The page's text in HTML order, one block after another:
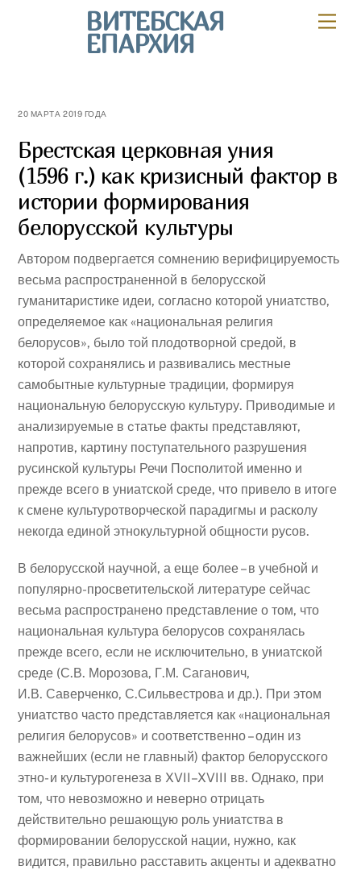
ВИТЕБСКАЯ
ЕПАРХИЯ
20 МАРТА 2019 ГОДА
Брестская церковная уния
(1596 г.) как кризисный фактор в
истории формирования
белорусской культуры
Автором подвергается сомнению верифицируемость
весьма распространенной в белорусской
гуманитаристике идеи, согласно которой униатство,
определяемое как «национальная религия
белорусов», было той плодотворной средой, в
которой сохранялись и развивались местные
самобытные культурные традиции, формируя
национальную белорусскую культуру. Приводимые и
анализируемые в cтатье факты представляют,
напротив, картину поступательного разрушения
русинской культуры Речи Посполитой именно и
прежде всего в униатской среде, что привело в итоге
к смене культуротворческой парадигмы и расколу
некогда единой этнокультурной общности русов.
В белорусской научной, а еще более – в учебной и
популярно-просветительской литературе сейчас
весьма распространено представление о том, что
национальная культура белорусов сохранялась
прежде всего, если не исключительно, в униатской
среде (С.В. Морозова, Г.М. Саганович,
И.В. Саверченко, С.Сильвестрова и др.). При этом
униатство часто представляется как «национальная
религия белорусов» и соответственно – один из
важнейших (если не главный) фактор белорусского
этно- и культурогенеза в XVII–XVIII вв. Однако, при
том, что невозможно и неверно отрицать
действительно решающую роль униатства в
формировании белорусской нации, нужно, как
видится, правильно расставить акценты и адекватно